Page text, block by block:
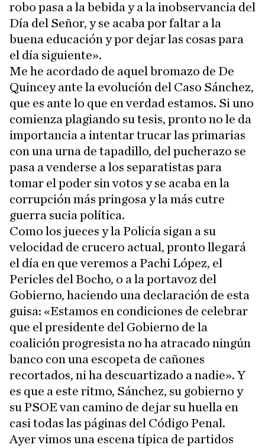
robo pasa a la bebida y a la inobservancia del
Día del Señor, y se acaba por faltar a la
buena educación y por dejar las cosas para
el día siguiente».
Me he acordado de aquel bromazo de De
Quincey ante la evolución del Caso Sánchez,
que es ante lo que en verdad estamos. Si uno
comienza plagiando su tesis, pronto no le da
importancia a intentar trucar las primarias
con una urna de tapadillo, del pucherazo se
pasa a venderse a los separatistas para
tomar el poder sin votos y se acaba en la
corrupción más pringosa y la más cutre
guerra sucia política.
Como los jueces y la Policía sigan a su
velocidad de crucero actual, pronto llegará
el día en que veremos a Pachi López, el
Pericles del Bocho, o a la portavoz del
Gobierno, haciendo una declaración de esta
guisa: «Estamos en condiciones de celebrar
que el presidente del Gobierno de la
coalición progresista no ha atracado ningún
banco con una escopeta de cañones
recortados, ni ha descuartizado a nadie». Y
es que a este ritmo, Sánchez, su gobierno y
su PSOE van camino de dejar su huella en
casi todas las páginas del Código Penal.
Ayer vimos una escena típica de partidos